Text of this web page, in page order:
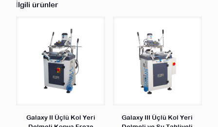
İlgili ürünler
Galaxy II Üçlü Kol Yeri
Galaxy III Üçlü Kol Yeri